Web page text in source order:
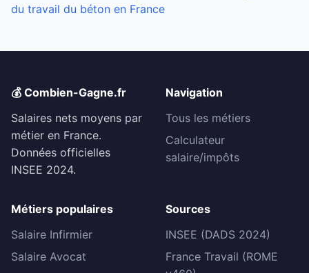
du travail du béton en France
💰 Combien-Gagne.fr
Salaires nets moyens par
métier en France.
Données officielles
INSEE 2024.
Navigation
Tous les métiers
Calculateur
salaire/impôts
Métiers populaires
Salaire Infirmier
Salaire Avocat
Sources
INSEE (DADS 2024)
France Travail (ROME